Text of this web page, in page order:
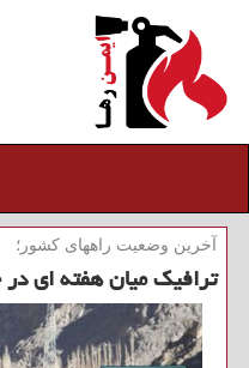
آخرین وضعیت راههای كشور؛
ترافیك میان هفته ای